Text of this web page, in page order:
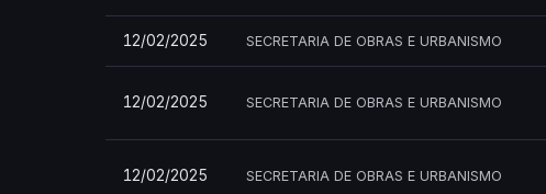
12/02/2025 SECRETARIA DE OBRAS E URBANISMO
12/02/2025 SECRETARIA DE OBRAS E URBANISMO
12/02/2025 SECRETARIA DE OBRAS E URBANISMO